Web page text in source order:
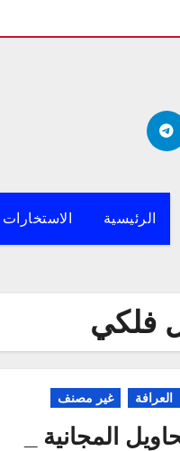
الرئيسية الاستخارات
فلكي
العرافة غير مصنف
المجانية _